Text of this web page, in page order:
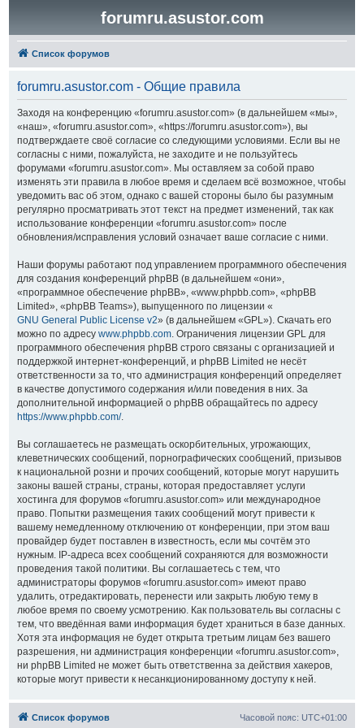
forumru.asustor.com
Список форумов
forumru.asustor.com - Общие правила
Заходя на конференцию «forumru.asustor.com» (в дальнейшем «мы»,
«наш», «forumru.asustor.com», «https://forumru.asustor.com»), вы
подтверждаете своё согласие со следующими условиями. Если вы не
согласны с ними, пожалуйста, не заходите и не пользуйтесь
форумами «forumru.asustor.com». Мы оставляем за собой право
изменять эти правила в любое время и сделаем всё возможное, чтобы
уведомить вас об этом, однако с вашей стороны было бы разумным
регулярно просматривать этот текст на предмет изменений, так как
использование конференции «forumru.asustor.com» после
обновления/исправления условий означает ваше согласие с ними.
Наши форумы работают под управлением программного обеспечения
для создания конференций phpBB (в дальнейшем «они»,
«программное обеспечение phpBB», «www.phpbb.com», «phpBB
Limited», «phpBB Teams»), выпущенного по лицензии «
GNU General Public License v2» (в дальнейшем «GPL»). Скачать его
можно по адресу www.phpbb.com. Ограничения лицензии GPL для
программного обеспечения phpBB строго связаны с организацией и
поддержкой интернет-конференций, и phpBB Limited не несёт
ответственности за то, что администрация конференций определяет
в качестве допустимого содержания и/или поведения в них. За
дополнительной информацией о phpBB обращайтесь по адресу
https://www.phpbb.com/.
Вы соглашаетесь не размещать оскорбительных, угрожающих,
клеветнических сообщений, порнографических сообщений, призывов
к национальной розни и прочих сообщений, которые могут нарушить
законы вашей страны, страны, которая предоставляет услуги
хостинга для форумов «forumru.asustor.com» или международное
право. Попытки размещения таких сообщений могут привести к
вашему немедленному отключению от конференции, при этом ваш
провайдер будет поставлен в известность, если мы сочтём это
нужным. IP-адреса всех сообщений сохраняются для возможности
проведения такой политики. Вы соглашаетесь с тем, что
администраторы форумов «forumru.asustor.com» имеют право
удалить, отредактировать, перенести или закрыть любую тему в
любое время по своему усмотрению. Как пользователь вы согласны с
тем, что введённая вами информация будет храниться в базе данных.
Хотя эта информация не будет открыта третьим лицам без вашего
разрешения, ни администрация конференции «forumru.asustor.com»,
ни phpBB Limited не может быть ответственна за действия хакеров,
которые могут привести к несанкционированному доступу к ней.
Список форумов Часовой пояс: UTC+01:00